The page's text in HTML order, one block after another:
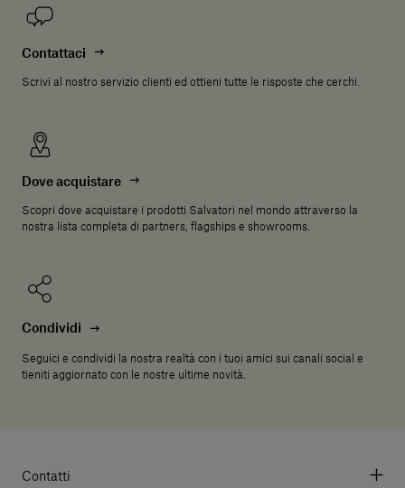
Contattaci
Scrivi al nostro servizio clienti ed ottieni tutte le risposte che cerchi.
Dove acquistare
Scopri dove acquistare i prodotti Salvatori nel mondo attraverso la
nostra lista completa di partners, flagships e showrooms.
Condividi
Seguici e condividi la nostra realtà con i tuoi amici sui canali social e
tieniti aggiornato con le nostre ultime novità.
Contatti